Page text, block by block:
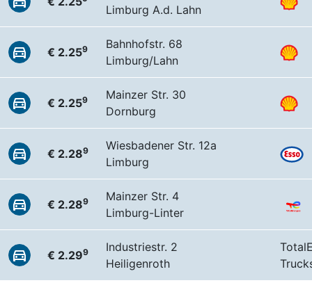
Limburg A.d. Lahn
€ 2.259
Bahnhofstr. 68
Limburg/Lahn
€ 2.259
Mainzer Str. 30
Dornburg
€ 2.289
Wiesbadener Str. 12a
Limburg
€ 2.289
Mainzer Str. 4
Limburg-Linter
€ 2.299
Industriestr. 2
Heiligenroth